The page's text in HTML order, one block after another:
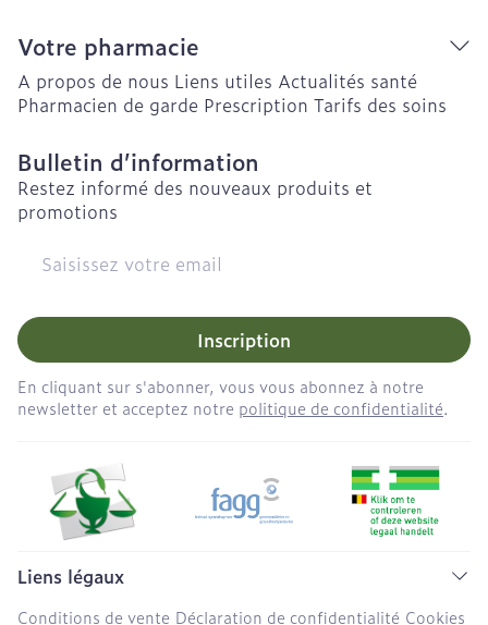
Votre pharmacie
A propos de nous Liens utiles Actualités santé
Pharmacien de garde Prescription Tarifs des soins
Bulletin d’information
Restez informé des nouveaux produits et
promotions
Adresse mail
Inscription
En cliquant sur s'abonner, vous vous abonnez à notre
newsletter et acceptez notre politique de confidentialité.
Liens légaux
Conditions de vente Déclaration de confidentialité Cookies